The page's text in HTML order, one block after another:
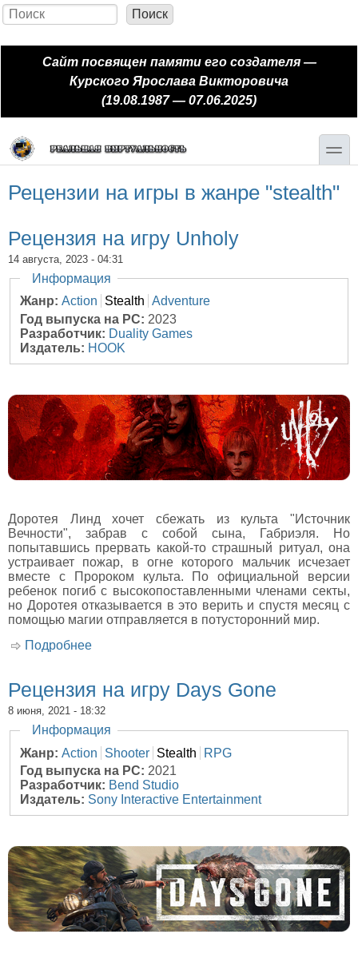
Перейти к основному содержанию
Skip to search
Форма поиска
Поиск
Сайт посвящен памяти его создателя —
Курского Ярослава Викторовича
(19.08.1987 — 07.06.2025)
toggle
Рецензии на игры в жанре "stealth"
Рецензия на игру Unholy
14 августа, 2023 - 04:31
Скрыть
Информация
Жанр: Action Stealth Adventure
Год выпуска на PC: 2023
Разработчик: Duality Games
Издатель: HOOK
Доротея Линд хочет сбежать из культа "Источник
Вечности", забрав с собой сына, Габриэля. Но
попытавшись прервать какой-то страшный ритуал, она
устраивает пожар, в огне которого мальчик исчезает
вместе с Пророком культа. По официальной версии
ребенок погиб с высокопоставленными членами секты,
но Доротея отказывается в это верить и спустя месяц с
помощью магии отправляется в потусторонний мир.
Подробнее
Рецензия на игру Days Gone
8 июня, 2021 - 18:32
Скрыть
Информация
Жанр: Action Shooter Stealth
RPG
Год выпуска на PC: 2021
Разработчик: Bend Studio
Издатель: Sony Interactive Entertainment